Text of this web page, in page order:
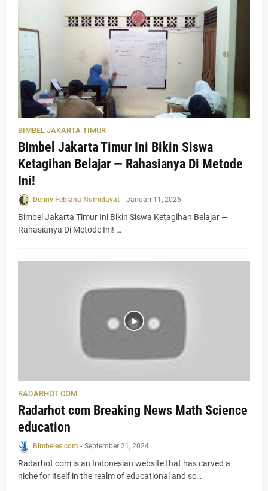
BIMBEL JAKARTA TIMUR
Bimbel Jakarta Timur Ini Bikin Siswa
Ketagihan Belajar — Rahasianya Di Metode
Ini!
Denny Febiana Nurhidayat - Januari 11, 2026
Bimbel Jakarta Timur Ini Bikin Siswa Ketagihan Belajar —
Rahasianya Di Metode Ini! …
RADARHOT COM
Radarhot com Breaking News Math Science
education
Bimbeles.com - September 21, 2024
Radarhot com is an Indonesian website that has carved a
niche for itself in the realm of educational and sc…